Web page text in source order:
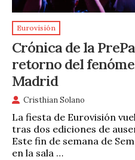
Eurovisión
Crónica de la
retorno del
Madrid
Cristhian Solano
La fiesta de Eurovisión
tras dos ediciones de
Este fin de semana de
en la sala …